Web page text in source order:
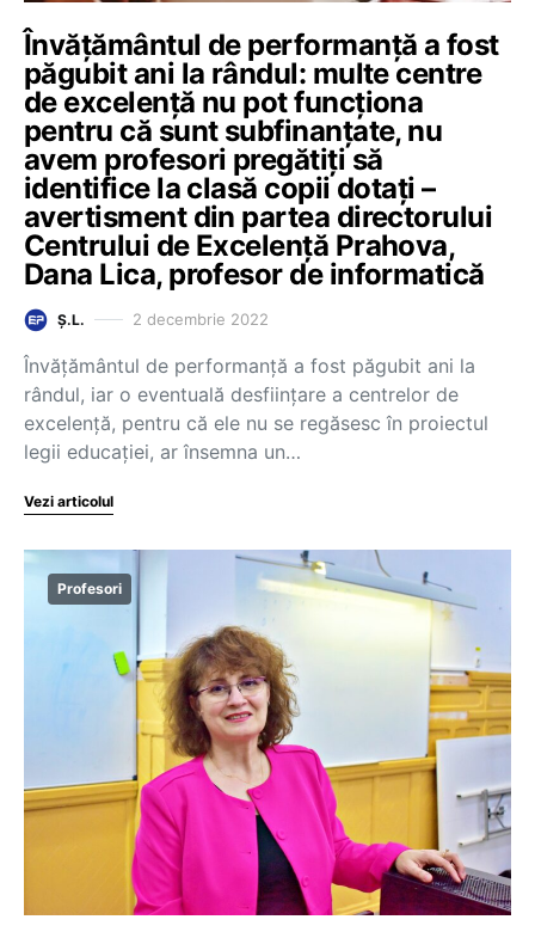
Învățământul de performanță a fost
păgubit ani la rândul: multe centre
de excelență nu pot funcționa
pentru că sunt subfinanțate, nu
avem profesori pregătiți să
identifice la clasă copii dotați –
avertisment din partea directorului
Centrului de Excelență Prahova,
Dana Lica, profesor de informatică
Ș.L. 2 decembrie 2022
Învățământul de performanță a fost păgubit ani la
rândul, iar o eventuală desființare a centrelor de
excelență, pentru că ele nu se regăsesc în proiectul
legii educației, ar însemna un…
Vezi articolul
Profesori